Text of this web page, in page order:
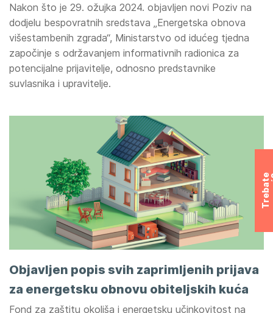
T
r
e
b
a
t
e
p
o
m
o
ć
Nakon što je 29. ožujka 2024. objavljen novi Poziv na
dodjelu bespovratnih sredstava „Energetska obnova
višestambenih zgrada“, Ministarstvo od idućeg tjedna
započinje s održavanjem informativnih radionica za
potencijalne prijavitelje, odnosno predstavnike
suvlasnika i upravitelje.
Objavljen popis svih zaprimljenih prijava
za energetsku obnovu obiteljskih kuća
Fond za zaštitu okoliša i energetsku učinkovitost na